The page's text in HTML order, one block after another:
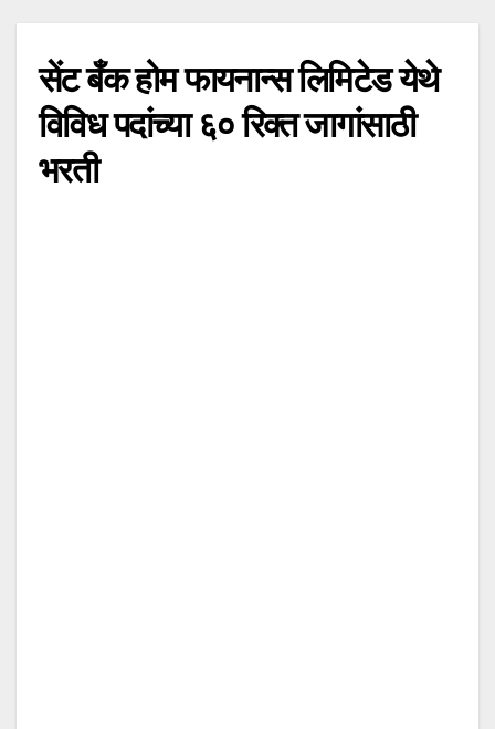
सेंट बँक होम फायनान्स लिमिटेड येथे
विविध पदांच्या ६० रिक्त जागांसाठी
भरती